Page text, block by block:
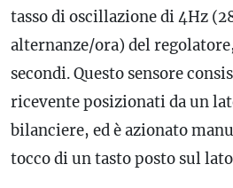
tasso di oscillazione di 4Hz
alternanze/ora) del
secondi. Questo sensore
ricevente posizionati da un
bilanciere, ed è azionato
tocco di un tasto posto sul